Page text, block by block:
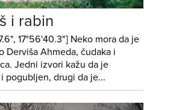
i rabin
17°56'40.3"] Neko mora da je
Derviša Ahmeda, čudaka i
Jedni izvori kažu da je
pogubljen, drugi da je...